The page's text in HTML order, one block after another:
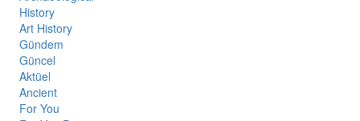
History
Art History
Gündem
Güncel
Aktüel
Ancient
For You